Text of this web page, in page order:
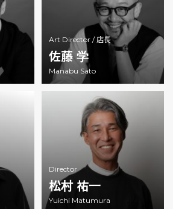
Art Director / 店長
佐藤 学
Manabu Sato
Director
松村 祐一
Yuichi Matumura